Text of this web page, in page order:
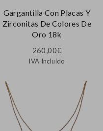
Gargantilla Con Placas Y
Zirconitas De Colores De
Oro 18k
260,00€
IVA Incluido